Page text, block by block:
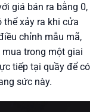
giá bán ra bằng 0,
thể xảy ra khi cửa
chỉnh mẫu mã,
trong một giai
tiếp tại quầy để có
sức này.